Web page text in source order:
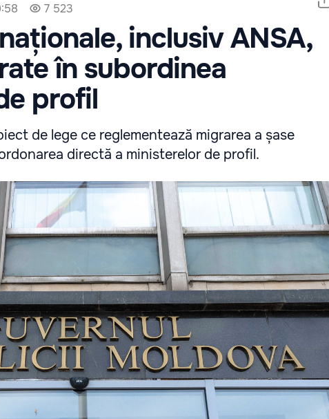
7 523
inclusiv ANSA,
în subordinea
profil
de lege ce reglementează migrarea a șase
directă a ministerelor de profil.